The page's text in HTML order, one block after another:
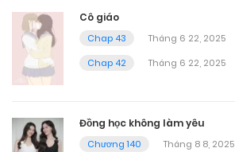
Cô giáo
Chap 43
Tháng 6 22, 2025
Chap 42
Tháng 6 22, 2025
Đồng học không làm yêu
Chương 140
Tháng 8 8, 2025